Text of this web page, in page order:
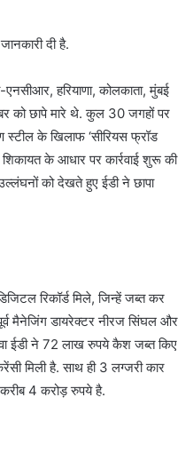
दी है.
हरियाणा, कोलकाता, मुंबई
को छापे मारे थे. कुल 30 जगहों पर
स्टील के खिलाफ ‘सीरियस फ्रॉड
के आधार पर कार्रवाई शुरू की
को देखते हुए ईडी ने छापा
रिकॉर्ड मिले, जिन्हें जब्त कर
मैनेजिंग डायरेक्टर नीरज सिंघल और
ईडी ने 72 लाख रुपये कैश जब्त किए
मिली है. साथ ही 3 लग्जरी कार
4 करोड़ रुपये है.